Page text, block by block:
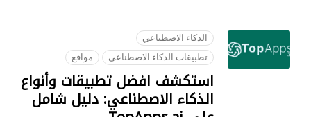
الذكاء الاصطناعي
تطبيقات الذكاء الاصطناعي
مواقع
استكشف افضل تطبيقات وأنواع
الذكاء الاصطناعي: دليل شامل